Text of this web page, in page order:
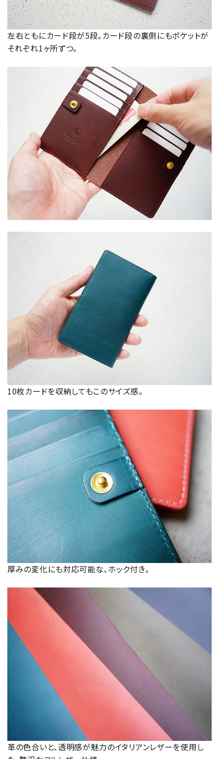
左右ともにカード段が5段。カード段の裏側にもポケットが
それぞれ1ヶ所ずつ。
10枚カードを収納してもこのサイズ感。
厚みの変化にも対応可能な、ホック付き。
革の色合いと、透明感が魅力のイタリアンレザーを使用し